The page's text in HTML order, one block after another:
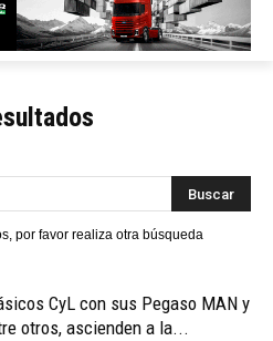
por favor realiza otra búsqueda
CyL con sus Pegaso MAN y
otros, ascienden a la...